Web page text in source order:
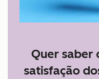
Quer saber
satisfação